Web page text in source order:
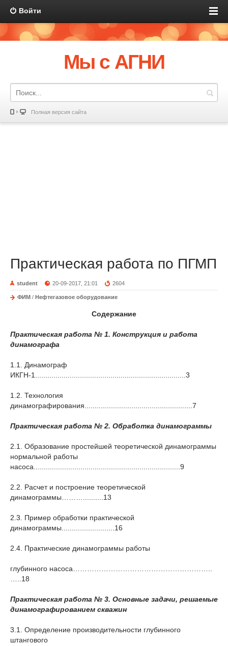
Войти
Мы с АГНИ
Полная версия сайта
Практическая работа по ПГМП
student 20-09-2017, 21:01 2604
ФИМ / Нефтегазовое оборудование
Содержание
Практическая работа № 1. Конструкция и работа
динамографа
1.1. Динамограф
ИКГН-1..........................................................................3
1.2. Технология
динамографирования.....................................................7
Практическая работа № 2. Обработка динамограммы
2.1. Образование простейшей теоретической динамограммы
нормальной работы
насоса........................................................................9
2.2. Расчет и построение теоретической
динамограммы………..........13
2.3. Пример обработки практической
динамограммы..........................16
2.4. Практические динамограммы работы
глубинного насоса…………………………………………………..
…..18
Практическая работа № 3. Основные задачи, решаемые
динамографированием скважин
3.1. Определение производительности глубинного
штангового